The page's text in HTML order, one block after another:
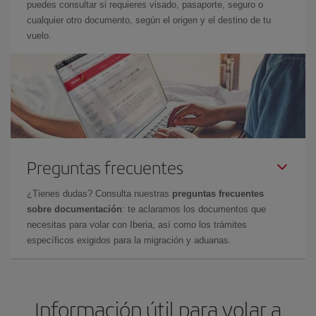
puedes consultar si requieres visado, pasaporte, seguro o
cualquier otro documento, según el origen y el destino de tu
vuelo.
Preguntas frecuentes
¿Tienes dudas? Consulta nuestras preguntas frecuentes
sobre documentación: te aclaramos los documentos que
necesitas para volar con Iberia, así como los trámites
específicos exigidos para la migración y aduanas.
Información útil para volar a